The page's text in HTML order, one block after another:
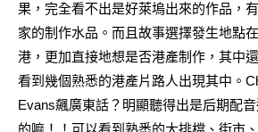
果，完全看不出是好萊塢出來的作品，
家的制作水品。而且故事選擇發生地點
港，更加直接地想是否港產制作，其中
看到幾個熟悉的港產片路人出現其中。
Evans飆廣東話？明顯聽得出是后期配